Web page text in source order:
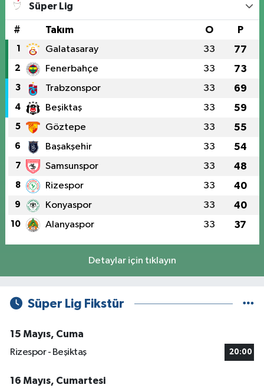
Süper Lig
# Takım O P
1 Galatasaray 33 77
2 Fenerbahçe 33 73
3 Trabzonspor 33 69
4 Beşiktaş 33 59
5 Göztepe 33 55
6 Başakşehir 33 54
7 Samsunspor 33 48
8 Rizespor 33 40
9 Konyaspor 33 40
10 Alanyaspor 33 37
Detaylar için tıklayın
Süper Lig Fikstür
15 Mayıs, Cuma
Rizespor - Beşiktaş
20:00
16 Mayıs, Cumartesi